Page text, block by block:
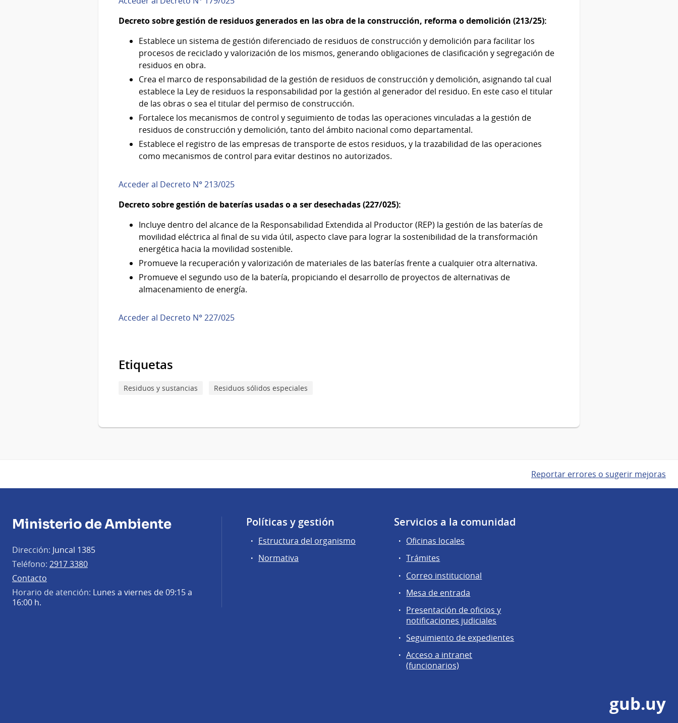
Decreto sobre gestión de residuos generados en las obra de la construcción, reforma o demolición (213/25):
Establece un sistema de gestión diferenciado de residuos de construcción y demolición para facilitar los
procesos de reciclado y valorización de los mismos, generando obligaciones de clasificación y segregación de
residuos en obra.
Crea el marco de responsabilidad de la gestión de residuos de construcción y demolición, asignando tal cual
establece la Ley de residuos la responsabilidad por la gestión al generador del residuo. En este caso el titular
de las obras o sea el titular del permiso de construcción.
Fortalece los mecanismos de control y seguimiento de todas las operaciones vinculadas a la gestión de
residuos de construcción y demolición, tanto del ámbito nacional como departamental.
Establece el registro de las empresas de transporte de estos residuos, y la trazabilidad de las operaciones
como mecanismos de control para evitar destinos no autorizados.
Acceder al Decreto N° 213/025
Decreto sobre gestión de baterías usadas o a ser desechadas (227/025):
Incluye dentro del alcance de la Responsabilidad Extendida al Productor (REP) la gestión de las baterías de
movilidad eléctrica al final de su vida útil, aspecto clave para lograr la sostenibilidad de la transformación
energética hacia la movilidad sostenible.
Promueve la recuperación y valorización de materiales de las baterías frente a cualquier otra alternativa.
Promueve el segundo uso de la batería, propiciando el desarrollo de proyectos de alternativas de
almacenamiento de energía.
Acceder al Decreto N° 227/025
Etiquetas
Residuos y sustancias Residuos sólidos especiales
Reportar errores o sugerir mejoras
Ministerio de Ambiente
Dirección: Juncal 1385
Teléfono: 2917 3380
Contacto
Horario de atención: Lunes a viernes de 09:15 a
16:00 h.
Políticas y gestión
Estructura del organismo
Normativa
Servicios a la comunidad
Oficinas locales
Trámites
Correo institucional
Mesa de entrada
Presentación de oficios y
notificaciones judiciales
Seguimiento de expedientes
Acceso a intranet
(funcionarios)
gub.uy